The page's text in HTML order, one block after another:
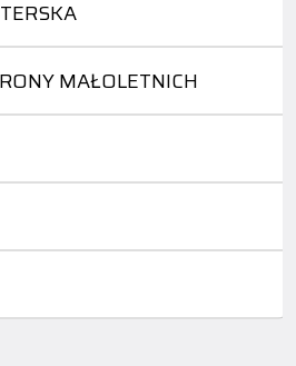
MAŁOLETNICH